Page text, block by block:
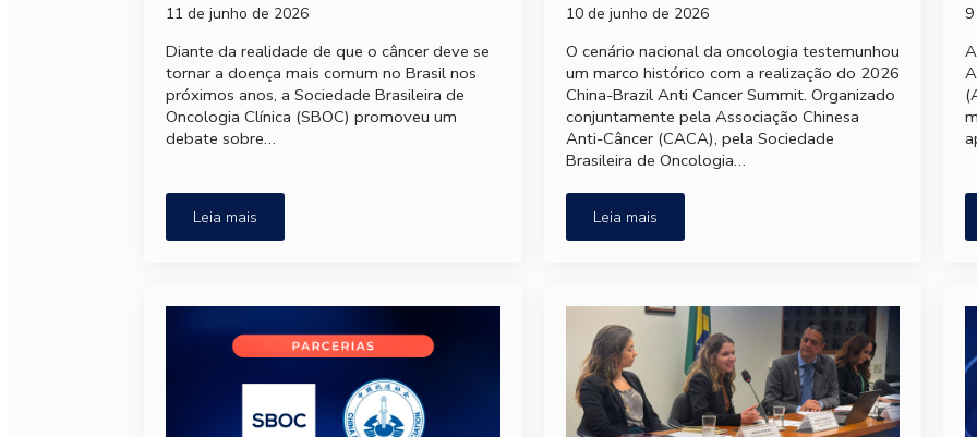
11 de junho de 2026
Diante da realidade de que o câncer deve se
tornar a doença mais comum no Brasil nos
próximos anos, a Sociedade Brasileira de
Oncologia Clínica (SBOC) promoveu um
debate sobre…
Leia mais
10 de junho de 2026
O cenário nacional da oncologia testemunhou
um marco histórico com a realização do 2026
China-Brazil Anti Cancer Summit. Organizado
conjuntamente pela Associação Chinesa
Anti-Câncer (CACA), pela Sociedade
Brasileira de Oncologia…
Leia mais